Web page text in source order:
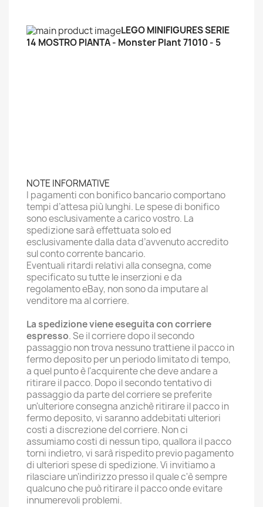
LEGO MINIFIGURES SERIE
14 MOSTRO PIANTA - Monster Plant 71010 - 5
NOTE INFORMATIVE
I pagamenti con bonifico bancario comportano
tempi d’attesa più lunghi. Le spese di bonifico
sono esclusivamente a carico vostro. La
spedizione sarà effettuata solo ed
esclusivamente dalla data d’avvenuto accredito
sul conto corrente bancario.
Eventuali ritardi relativi alla consegna, come
specificato su tutte le inserzioni e da
regolamento eBay, non sono da imputare al
venditore ma al corriere.
La spedizione viene eseguita con corriere
espresso. Se il corriere dopo il secondo
passaggio non trova nessuno trattiene il pacco in
fermo deposito per un periodo limitato di tempo,
a quel punto è l'acquirente che deve andare a
ritirare il pacco. Dopo il secondo tentativo di
passaggio da parte del corriere se preferite
un'ulteriore consegna anzichè ritirare il pacco in
fermo deposito, vi saranno addebitati ulteriori
costi a discrezione del corriere. Non ci
assumiamo costi di nessun tipo, quallora il pacco
torni indietro, vi sarà rispedito previo pagamento
di ulteriori spese di spedizione. Vi invitiamo a
rilasciare un'indirizzo presso il quale c'è sempre
qualcuno che può ritirare il pacco onde evitare
innumerevoli problemi.